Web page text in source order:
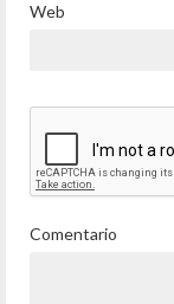
Web
Comentario